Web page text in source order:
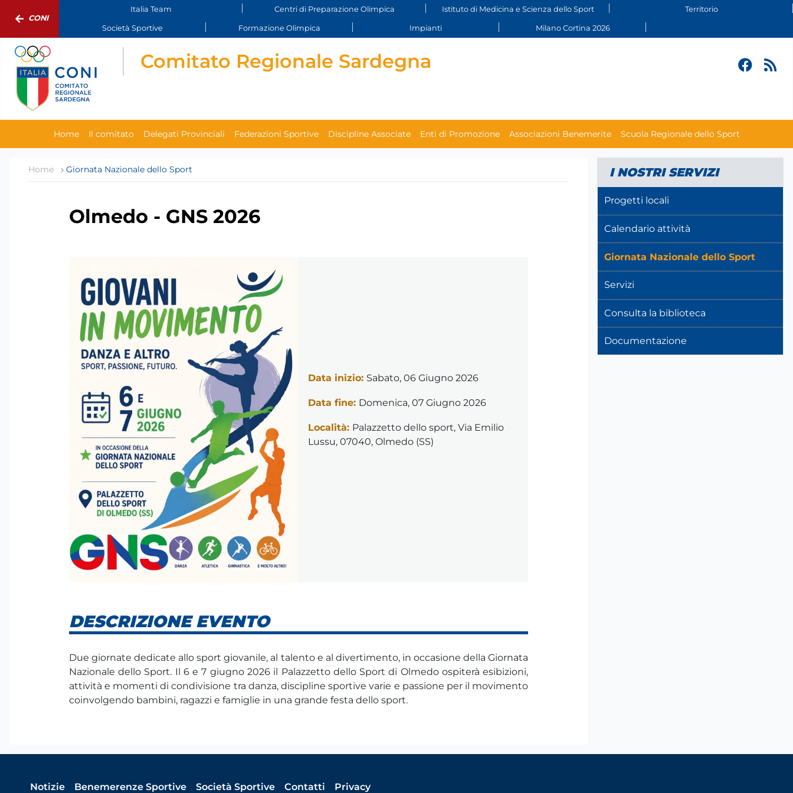
CONI
Italia Team Centri di Preparazione Olimpica Istituto di Medicina e Scienza dello Sport Territorio
Società Sportive Formazione Olimpica Impianti Milano Cortina 2026
Comitato Regionale Sardegna
Home Il comitato Delegati Provinciali Federazioni Sportive Discipline Associate Enti di Promozione Associazioni Benemerite Scuola Regionale dello Sport
Home Giornata Nazionale dello Sport
Olmedo - GNS 2026
Data inizio: Sabato, 06 Giugno 2026
Data fine: Domenica, 07 Giugno 2026
Località: Palazzetto dello sport, Via Emilio
Lussu, 07040, Olmedo (SS)
DESCRIZIONE EVENTO
Due giornate dedicate allo sport giovanile, al talento e al divertimento, in occasione dellaGiornata
Nazionale dello Sport. Il 6 e 7 giugno 2026 il Palazzetto dello Sport di Olmedo ospiterà esibizioni,
attività e momenti di condivisione tra danza, discipline sportive varie e passione per il movimento
coinvolgendo bambini, ragazzi e famiglie in una grande festa dello sport.
I NOSTRI SERVIZI
Progetti locali
Calendario attività
Giornata Nazionale dello Sport
Servizi
Consulta la biblioteca
Documentazione
Notizie Benemerenze Sportive Società Sportive Contatti Privacy